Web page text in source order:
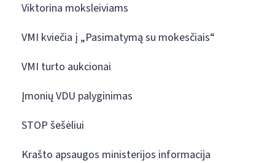
Viktorina moksleiviams
VMI kviečia į „Pasimatymą su mokesčiais“
VMI turto aukcionai
Įmonių VDU palyginimas
STOP šešėliui
Krašto apsaugos ministerijos informacija